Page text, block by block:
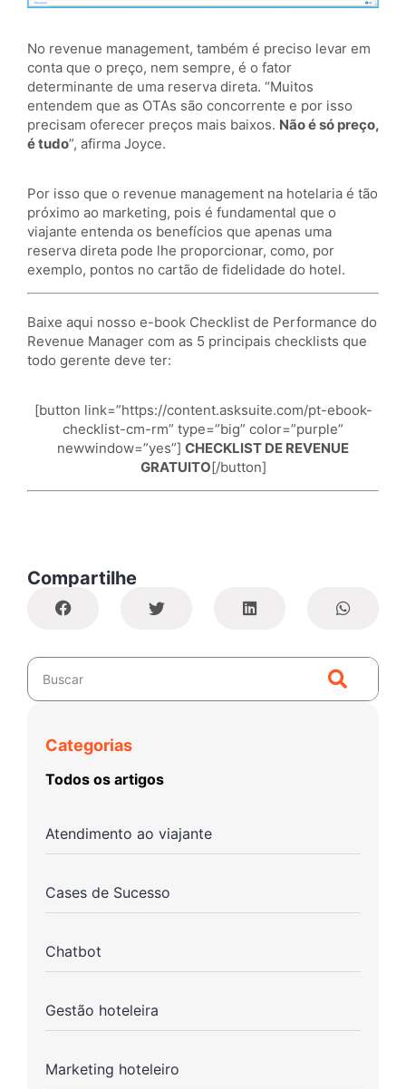
No revenue management, também é preciso levar em
conta que o preço, nem sempre, é o fator
determinante de uma reserva direta. “Muitos
entendem que as OTAs são concorrente e por isso
precisam oferecer preços mais baixos. Não é só preço,
é tudo”, afirma Joyce.
Por isso que o revenue management na hotelaria é tão
próximo ao marketing, pois é fundamental que o
viajante entenda os benefícios que apenas uma
reserva direta pode lhe proporcionar, como, por
exemplo, pontos no cartão de fidelidade do hotel.
Baixe aqui nosso e-book Checklist de Performance do
Revenue Manager com as 5 principais checklists que
todo gerente deve ter:
[button link=”https://content.asksuite.com/pt-ebook-
checklist-cm-rm” type=”big” color=”purple”
newwindow=”yes”] CHECKLIST DE REVENUE
GRATUITO[/button]
Compartilhe
Categorias
Todos os artigos
Atendimento ao viajante
Cases de Sucesso
Chatbot
Gestão hoteleira
Marketing hoteleiro